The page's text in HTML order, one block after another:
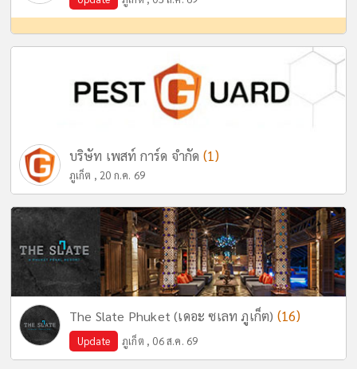
บริษัท เพสท์ การ์ด จำกัด (1)
ภูเก็ต , 20 ก.ค. 69
The Slate Phuket (เดอะ ซเลท ภูเก็ต) (16)
Update ภูเก็ต , 06 ส.ค. 69